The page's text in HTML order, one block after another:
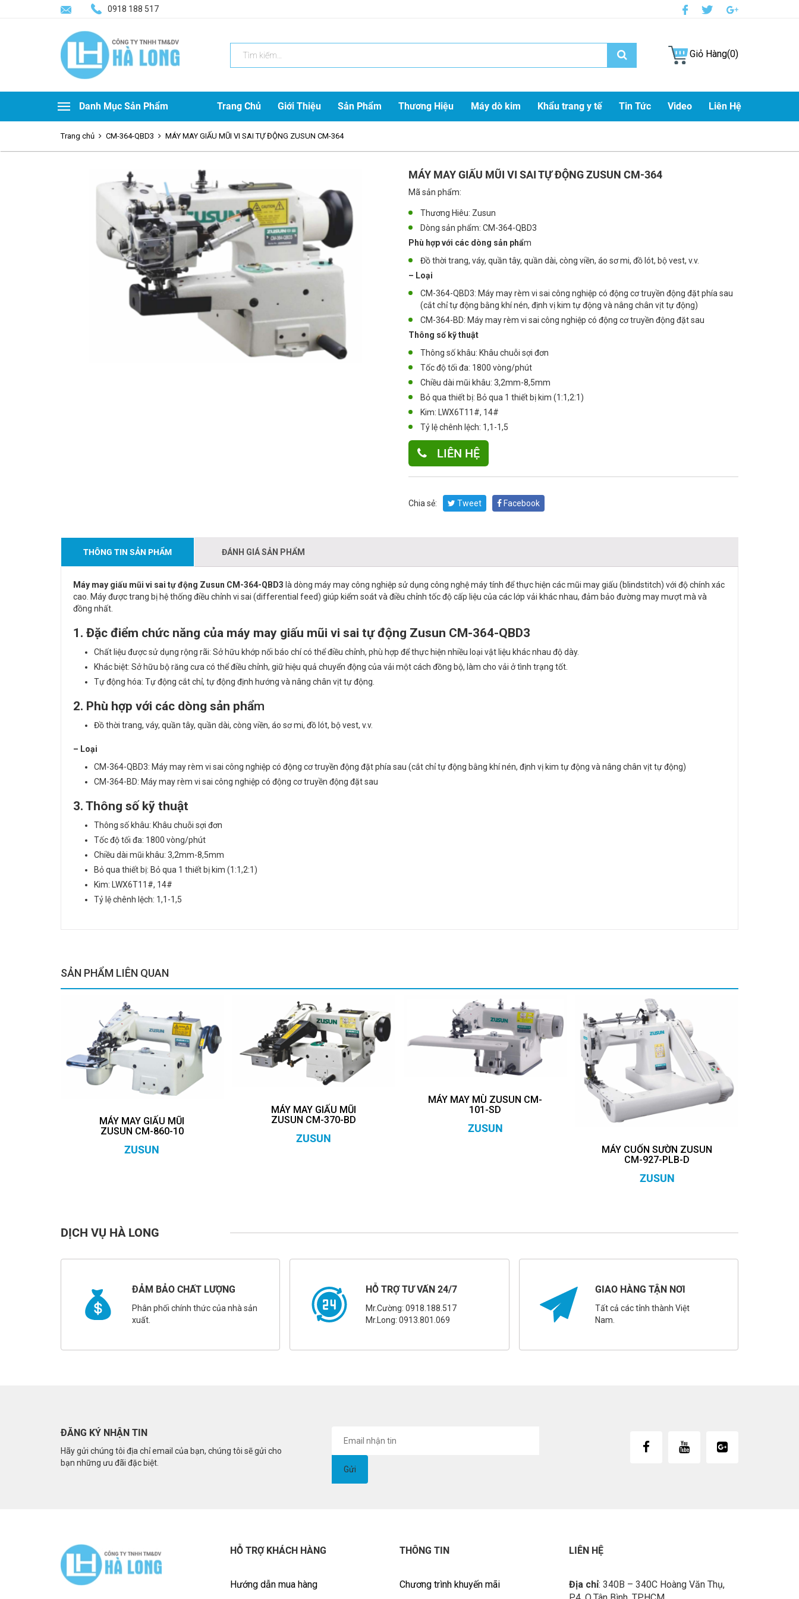
0918 188 517
Giỏ Hàng(0)
Danh Mục Sản Phẩm Trang Chủ Giới Thiệu Sản Phẩm Thương Hiệu Máy dò kim Khẩu trang y tế Tin Tức Video Liên Hệ
Trang chủ CM-364-QBD3 MÁY MAY GIẤU MŨI VI SAI TỰ ĐỘNG ZUSUN CM-364
MÁY MAY GIẤU MŨI VI SAI TỰ ĐỘNG ZUSUN CM-364
Mã sản phẩm:
Thương Hiêu: Zusun
Dòng sản phẩm: CM-364-QBD3
Phù hợp với các dòng sản phẩm
Đồ thời trang, váy, quần tây, quần dài, còng viền, áo sơ mi, đồ lót, bộ vest, v.v.
– Loại
CM-364-QBD3: Máy may rèm vi sai công nghiệp có động cơ truyền động đặt phía sau
(cắt chỉ tự động bằng khí nén, định vị kim tự động và nâng chân vịt tự động)
CM-364-BD: Máy may rèm vi sai công nghiệp có động cơ truyền động đặt sau
Thông số kỹ thuật
Thông số khâu: Khâu chuỗi sợi đơn
Tốc độ tối đa: 1800 vòng/phút
Chiều dài mũi khâu: 3,2mm-8,5mm
Bỏ qua thiết bị: Bỏ qua 1 thiết bị kim (1:1,2:1)
Kim: LWX6T11#, 14#
Tỷ lệ chênh lệch: 1,1-1,5
LIÊN HỆ
Chia sẻ: Tweet Facebook
THÔNG TIN SẢN PHẨM ĐÁNH GIÁ SẢN PHẨM
Máy may giấu mũi vi sai tự động Zusun CM-364-QBD3 là dòng máy may công nghiệp sử dụng công nghệ máy tính để thực hiện các mũi may giấu (blindstitch) với độ chính xác
cao. Máy được trang bị hệ thống điều chỉnh vi sai (differential feed) giúp kiểm soát và điều chỉnh tốc độ cấp liệu của các lớp vải khác nhau, đảm bảo đường may mượt mà và
đồng nhất.
1. Đặc điểm chức năng của máy may giấu mũi vi sai tự động Zusun CM-364-QBD3
Chất liệu được sử dụng rộng rãi: Sở hữu khớp nối báo chí có thể điều chỉnh, phù hợp để thực hiện nhiều loại vật liệu khác nhau độ dày.
Khác biệt: Sở hữu bộ răng cưa có thể điều chỉnh, giữ hiệu quả chuyển động của vải một cách đồng bộ, làm cho vải ở tình trạng tốt.
Tự động hóa: Tự động cắt chỉ, tự động định hướng và nâng chân vịt tự động.
2. Phù hợp với các dòng sản phẩm
Đồ thời trang, váy, quần tây, quần dài, còng viền, áo sơ mi, đồ lót, bộ vest, v.v.
– Loại
CM-364-QBD3: Máy may rèm vi sai công nghiệp có động cơ truyền động đặt phía sau (cắt chỉ tự động bằng khí nén, định vị kim tự động và nâng chân vịt tự động)
CM-364-BD: Máy may rèm vi sai công nghiệp có động cơ truyền động đặt sau
3. Thông số kỹ thuật
Thông số khâu: Khâu chuỗi sợi đơn
Tốc độ tối đa: 1800 vòng/phút
Chiều dài mũi khâu: 3,2mm-8,5mm
Bỏ qua thiết bị: Bỏ qua 1 thiết bị kim (1:1,2:1)
Kim: LWX6T11#, 14#
Tỷ lệ chênh lệch: 1,1-1,5
SẢN PHẨM LIÊN QUAN
MÁY MAY GIẤU MŨI
ZUSUN CM-860-10
ZUSUN
MÁY MAY GIẤU MŨI
ZUSUN CM-370-BD
ZUSUN
MÁY MAY MÙ ZUSUN CM-
101-SD
ZUSUN
MÁY CUỐN SƯỜN ZUSUN
CM-927-PLB-D
ZUSUN
DỊCH VỤ HÀ LONG
ĐẢM BẢO CHẤT LƯỢNG
Phân phối chính thức của nhà sản
xuất.
HỖ TRỢ TƯ VẤN 24/7
Mr.Cường: 0918.188.517
Mr.Long: 0913.801.069
GIAO HÀNG TẬN NƠI
Tất cả các tỉnh thành Việt
Nam.
ĐĂNG KÝ NHẬN TIN
Hãy gửi chúng tôi địa chỉ email của bạn, chúng tôi sẽ gửi cho
bạn những ưu đãi đặc biệt.
HỖ TRỢ KHÁCH HÀNG
Hướng dẫn mua hàng
THÔNG TIN
Chương trình khuyến mãi
LIÊN HỆ
Địa chỉ: 340B – 340C Hoàng Văn Thụ,